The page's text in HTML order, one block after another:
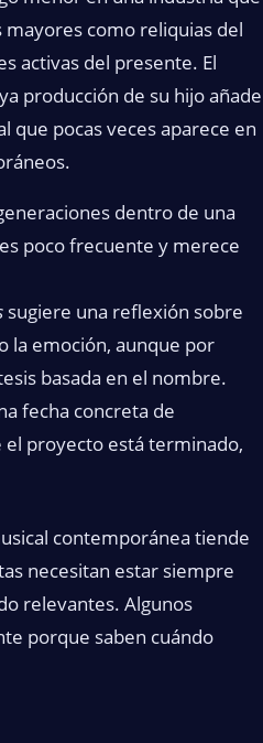
como reliquias del
activas del presente. El
producción de su hijo añade
que pocas veces aparece en
dentro de una
poco frecuente y merece
sugiere una reflexión sobre
la emoción, aunque por
basada en el nombre.
fecha concreta de
el proyecto está terminado,
contemporánea tiende
necesitan estar siempre
relevantes. Algunos
porque saben cuándo